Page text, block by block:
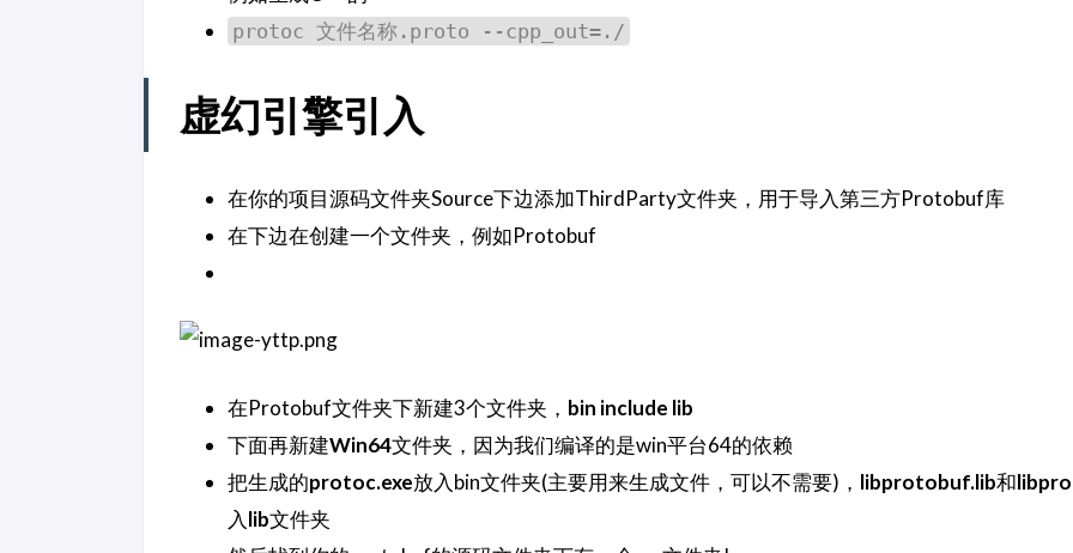
protoc 文件名称.proto --cpp_out=./
虚幻引擎引入
在你的项目源码文件夹Source下边添加ThirdParty文件夹，用于导入第三方Protobuf库
在下边在创建一个文件夹，例如Protobuf
在Protobuf文件夹下新建3个文件夹， bin include lib
下面再新建Win64文件夹，因为我们编译的是win平台64的依赖
把生成的protoc.exe放入bin文件夹(主要用来生成文件，可以不需要)， libprotobuf.lib和
入lib文件夹